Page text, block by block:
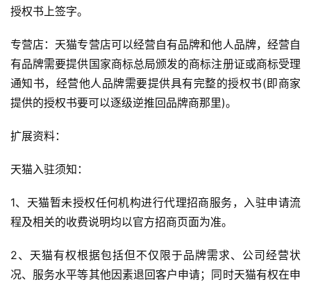
授权书上签字。
专营店：天猫专营店可以经营自有品牌和他人品牌，经营自
有品牌需要提供国家商标总局颁发的商标注册证或商标受理
通知书，经营他人品牌需要提供具有完整的授权书(即商家
提供的授权书要可以逐级逆推回品牌商那里)。
扩展资料：
天猫入驻须知：
1、天猫暂未授权任何机构进行代理招商服务，入驻申请流
程及相关的收费说明均以官方招商页面为准。
2、天猫有权根据包括但不仅限于品牌需求、公司经营状
况、服务水平等其他因素退回客户申请；同时天猫有权在申